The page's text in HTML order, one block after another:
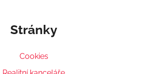
Stránky
Cookies